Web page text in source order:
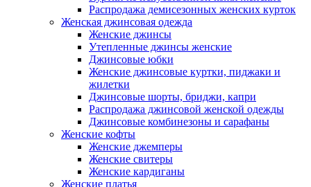
Распродажа демисезонных женских курток
Женская джинсовая одежда
Женские джинсы
Утепленные джинсы женские
Джинсовые юбки
Женские джинсовые куртки, пиджаки и
жилетки
Джинсовые шорты, бриджи, капри
Распродажа джинсовой женской одежды
Джинсовые комбинезоны и сарафаны
Женские кофты
Женские джемперы
Женские свитеры
Женские кардиганы
Женские платья